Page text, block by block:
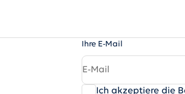
Ihre E-Mail
Ich akzeptiere die